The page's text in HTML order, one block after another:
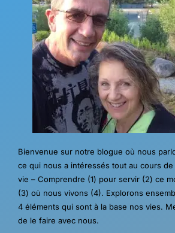
Bienvenue sur notre blogue où nous
ce qui nous a intéressés tout au cours de
vie – Comprendre (1) pour servir (2) ce
(3) où nous vivons (4). Explorons
4 éléments qui sont à la base nos vies.
de le faire avec nous.